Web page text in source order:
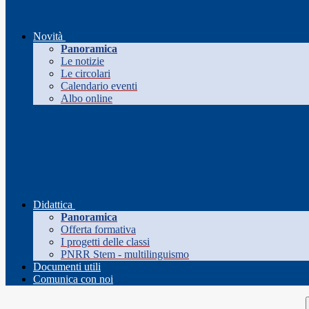
Novità
Panoramica
Le notizie
Le circolari
Calendario eventi
Albo online
Didattica
Panoramica
Offerta formativa
I progetti delle classi
PNRR Stem - multilinguismo
Documenti utili
Comunica con noi